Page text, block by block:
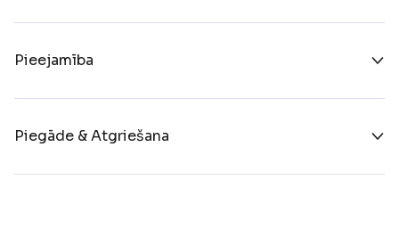
Pieejamība
Piegāde & Atgriešana